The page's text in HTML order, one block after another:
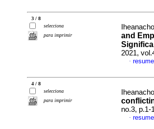
3 / 8
selecciona
para imprimir
and
2021,
·
4 / 8
selecciona
para imprimir
no.3, p.1-
·